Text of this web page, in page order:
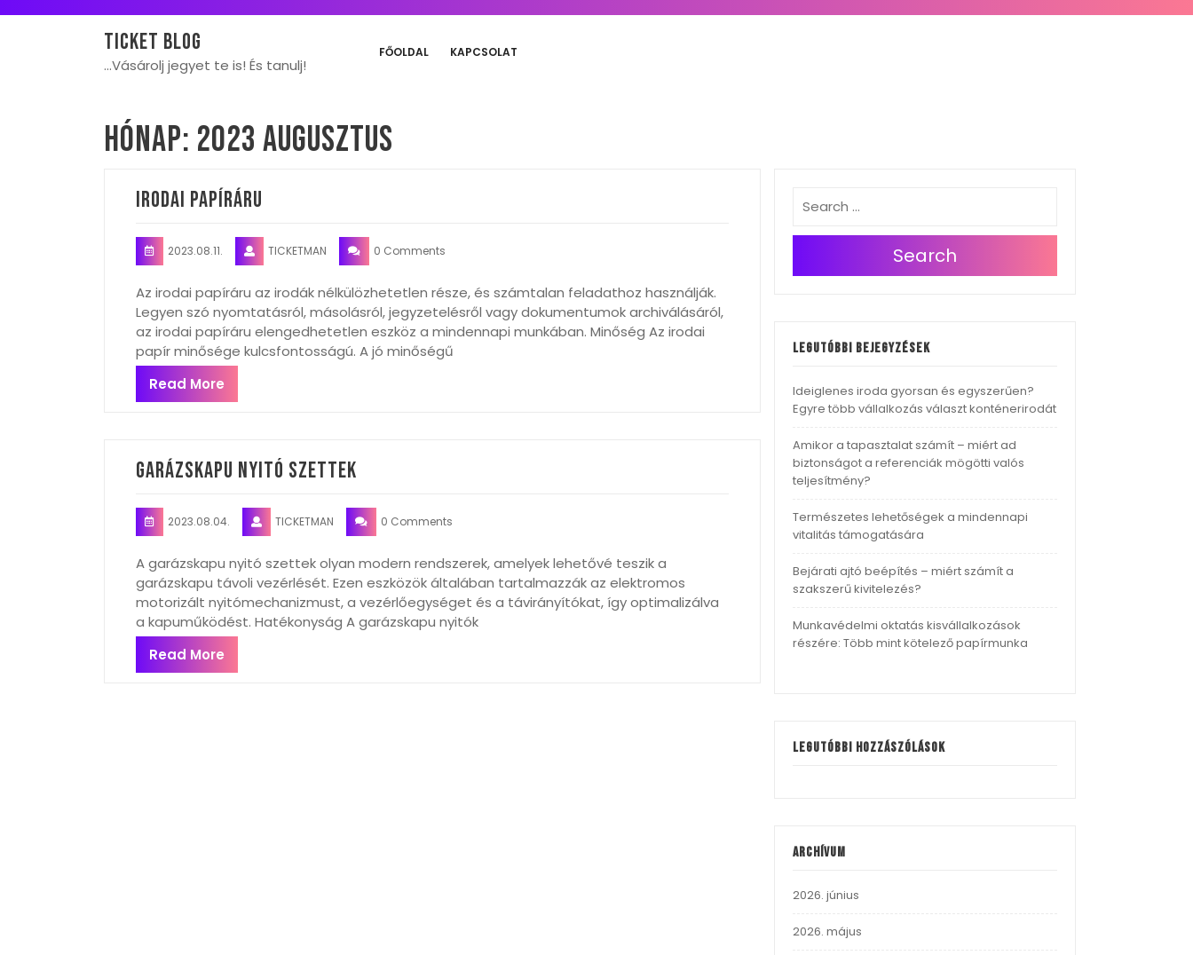
Ticket blog
…Vásárolj jegyet te is! És tanulj!
FŐOLDAL KAPCSOLAT
Hónap: 2023 augusztus
Irodai papíráru
2023.08.11. TICKETMAN 0 Comments
Az irodai papíráru az irodák nélkülözhetetlen része, és számtalan feladathoz használják.
Legyen szó nyomtatásról, másolásról, jegyzetelésről vagy dokumentumok archiválásáról,
az irodai papíráru elengedhetetlen eszköz a mindennapi munkában. Minőség Az irodai
papír minősége kulcsfontosságú. A jó minőségű
Read More
Garázskapu nyitó szettek
2023.08.04. TICKETMAN 0 Comments
A garázskapu nyitó szettek olyan modern rendszerek, amelyek lehetővé teszik a
garázskapu távoli vezérlését. Ezen eszközök általában tartalmazzák az elektromos
motorizált nyitómechanizmust, a vezérlőegységet és a távirányítókat, így optimalizálva
a kapuműködést. Hatékonyság A garázskapu nyitók
Read More
Search
Legutóbbi bejegyzések
Ideiglenes iroda gyorsan és egyszerűen?
Egyre több vállalkozás választ konténerirodát
Amikor a tapasztalat számít – miért ad
biztonságot a referenciák mögötti valós
teljesítmény?
Természetes lehetőségek a mindennapi
vitalitás támogatására
Bejárati ajtó beépítés – miért számít a
szakszerű kivitelezés?
Munkavédelmi oktatás kisvállalkozások
részére: Több mint kötelező papírmunka
Legutóbbi hozzászólások
Archívum
2026. június
2026. május